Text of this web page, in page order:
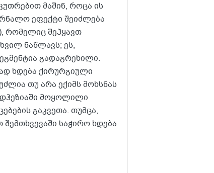
მაშინ, როცა ის
ეფექტი შეიძლება
რომელიც შეჰყავთ
ნაწლავს; ეს,
გადაგრეხილი.
ხდება ქირურგიული
თუ არა ექიმს მოხსნას
მოყოლილი
გაკვეთა. თუმცა,
საჭირო ხდება